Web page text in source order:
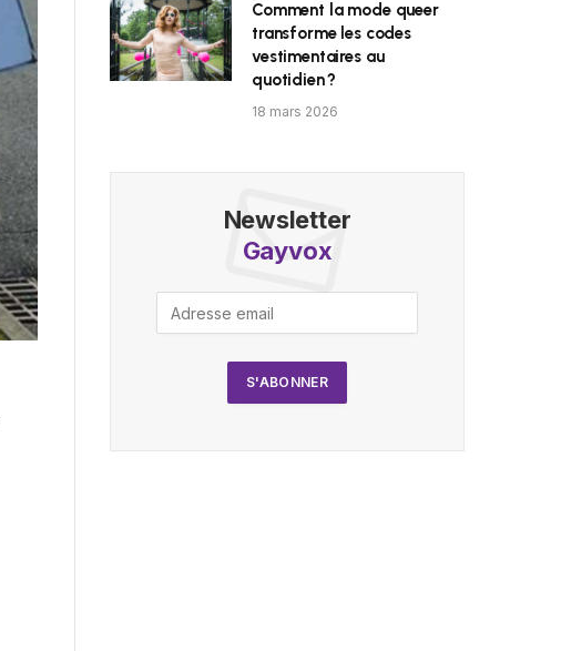
Comment la mode queer
transforme les codes
vestimentaires au
quotidien ?
18 mars 2026
Newsletter
Gayvox